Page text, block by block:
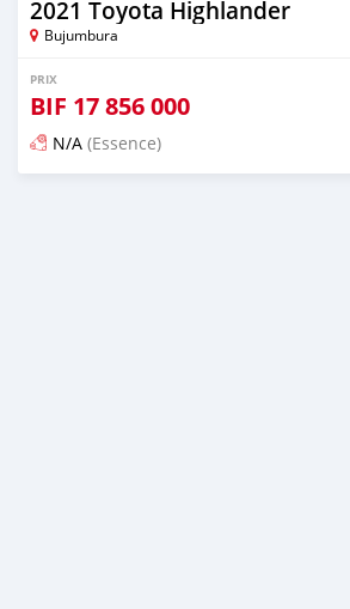
2021 Toyota Highlander
Bujumbura
PRIX
BIF 17 856 000
N/A (Essence)